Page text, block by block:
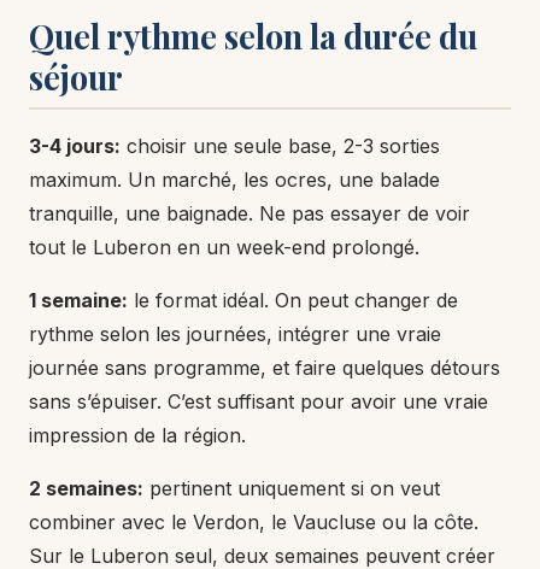
Quel rythme selon la durée du
séjour
3-4 jours: choisir une seule base, 2-3 sorties
maximum. Un marché, les ocres, une balade
tranquille, une baignade. Ne pas essayer de voir
tout le Luberon en un week-end prolongé.
1 semaine: le format idéal. On peut changer de
rythme selon les journées, intégrer une vraie
journée sans programme, et faire quelques détours
sans s’épuiser. C’est suffisant pour avoir une vraie
impression de la région.
2 semaines: pertinent uniquement si on veut
combiner avec le Verdon, le Vaucluse ou la côte.
Sur le Luberon seul, deux semaines peuvent créer